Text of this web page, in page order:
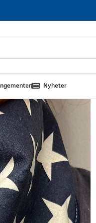
Nyheter